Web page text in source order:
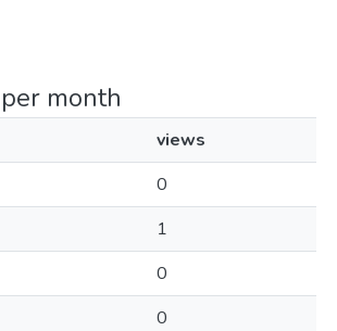
month
views
0
1
0
0